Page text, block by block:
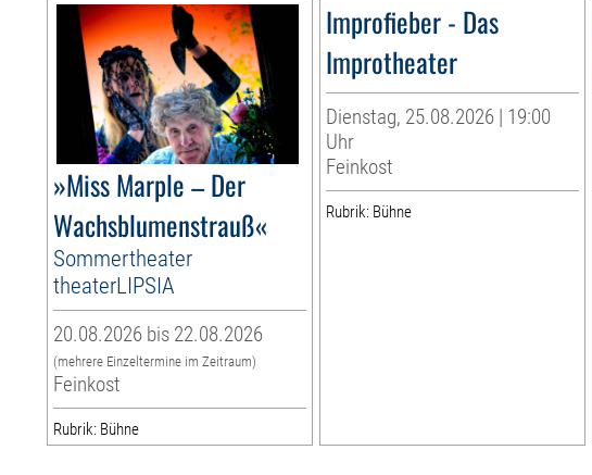
»Miss Marple – Der
Wachsblumenstrauß«
Sommertheater
theaterLIPSIA
20.08.2026 bis 22.08.2026
(mehrere Einzeltermine im Zeitraum)
Feinkost
Rubrik: Bühne
Improfieber - Das
Improtheater
Dienstag, 25.08.2026 | 19:00
Uhr
Feinkost
Rubrik: Bühne